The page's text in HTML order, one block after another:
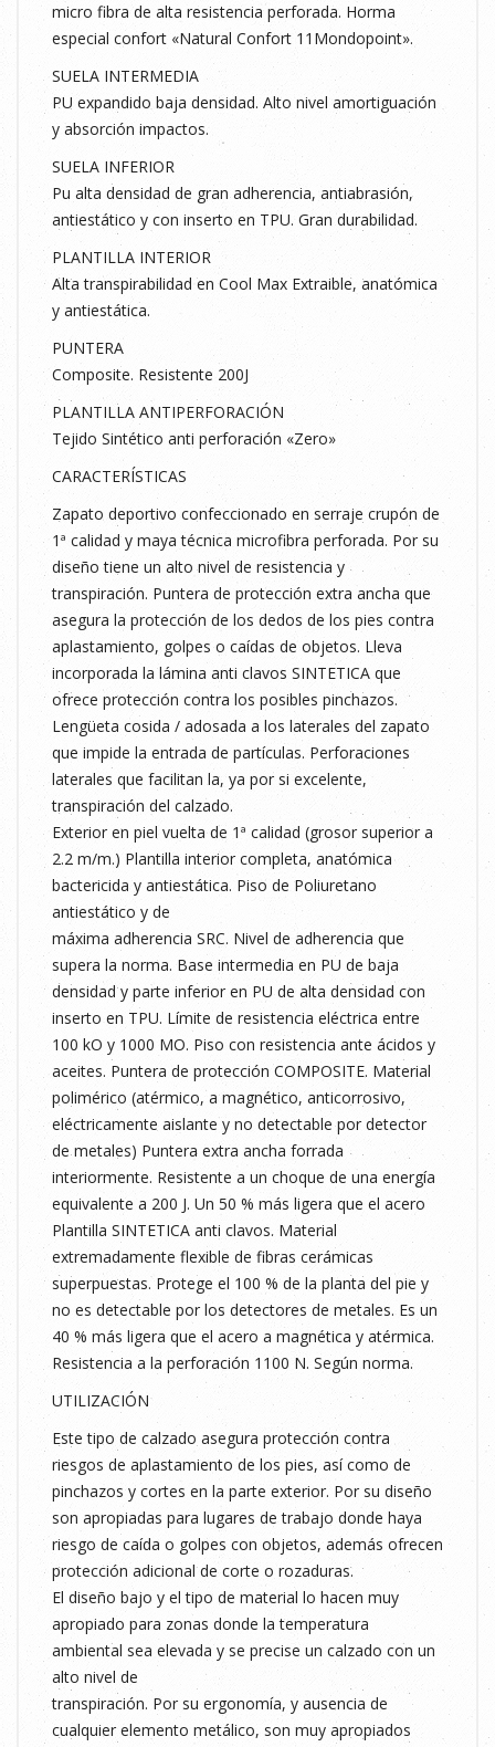
micro fibra de alta resistencia perforada. Horma
especial confort «Natural Confort 11Mondopoint».
SUELA INTERMEDIA
PU expandido baja densidad. Alto nivel amortiguación
y absorción impactos.
SUELA INFERIOR
Pu alta densidad de gran adherencia, antiabrasión,
antiestático y con inserto en TPU. Gran durabilidad.
PLANTILLA INTERIOR
Alta transpirabilidad en Cool Max Extraible, anatómica
y antiestática.
PUNTERA
Composite. Resistente 200J
PLANTILLA ANTIPERFORACIÓN
Tejido Sintético anti perforación «Zero»
CARACTERÍSTICAS
Zapato deportivo confeccionado en serraje crupón de
1ª calidad y maya técnica microfibra perforada. Por su
diseño tiene un alto nivel de resistencia y
transpiración. Puntera de protección extra ancha que
asegura la protección de los dedos de los pies contra
aplastamiento, golpes o caídas de objetos. Lleva
incorporada la lámina anti clavos SINTETICA que
ofrece protección contra los posibles pinchazos.
Lengüeta cosida / adosada a los laterales del zapato
que impide la entrada de partículas. Perforaciones
laterales que facilitan la, ya por si excelente,
transpiración del calzado.
Exterior en piel vuelta de 1ª calidad (grosor superior a
2.2 m/m.) Plantilla interior completa, anatómica
bactericida y antiestática. Piso de Poliuretano
antiestático y de
máxima adherencia SRC. Nivel de adherencia que
supera la norma. Base intermedia en PU de baja
densidad y parte inferior en PU de alta densidad con
inserto en TPU. Límite de resistencia eléctrica entre
100 kO y 1000 MO. Piso con resistencia ante ácidos y
aceites. Puntera de protección COMPOSITE. Material
polimérico (atérmico, a magnético, anticorrosivo,
eléctricamente aislante y no detectable por detector
de metales) Puntera extra ancha forrada
interiormente. Resistente a un choque de una energía
equivalente a 200 J. Un 50 % más ligera que el acero
Plantilla SINTETICA anti clavos. Material
extremadamente flexible de fibras cerámicas
superpuestas. Protege el 100 % de la planta del pie y
no es detectable por los detectores de metales. Es un
40 % más ligera que el acero a magnética y atérmica.
Resistencia a la perforación 1100 N. Según norma.
UTILIZACIÓN
Este tipo de calzado asegura protección contra
riesgos de aplastamiento de los pies, así como de
pinchazos y cortes en la parte exterior. Por su diseño
son apropiadas para lugares de trabajo donde haya
riesgo de caída o golpes con objetos, además ofrecen
protección adicional de corte o rozaduras.
El diseño bajo y el tipo de material lo hacen muy
apropiado para zonas donde la temperatura
ambiental sea elevada y se precise un calzado con un
alto nivel de
transpiración. Por su ergonomía, y ausencia de
cualquier elemento metálico, son muy apropiados